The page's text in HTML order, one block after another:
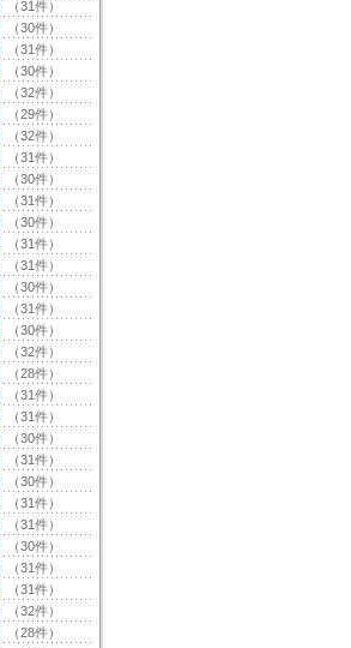
（31件）
（30件）
（31件）
（30件）
（32件）
（29件）
（32件）
（31件）
（30件）
（31件）
（30件）
（31件）
（31件）
（30件）
（31件）
（30件）
（32件）
（28件）
（31件）
（31件）
（30件）
（31件）
（30件）
（31件）
（31件）
（30件）
（31件）
（31件）
（32件）
（28件）